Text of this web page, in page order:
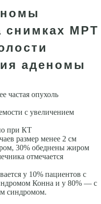
снимках МРТ
аденомы
частая опухоль
с увеличением
при КТ
размер менее 2 см
30% обеднены жиром
отмечается
у 10% пациентов с
Конна и у 80% — с
синдромом.